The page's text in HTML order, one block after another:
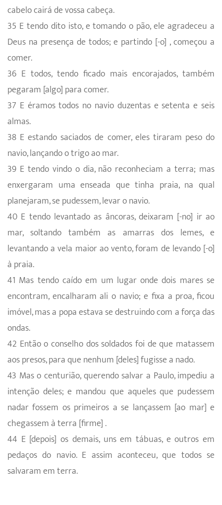
cabelo cairá de vossa cabeça.
35 E tendo dito isto, e tomando o pão, ele agradeceu a
Deus na presença de todos; e partindo [-o] , começou a
comer.
36 E todos, tendo ficado mais encorajados, também
pegaram [algo] para comer.
37 E éramos todos no navio duzentas e setenta e seis
almas.
38 E estando saciados de comer, eles tiraram peso do
navio, lançando o trigo ao mar.
39 E tendo vindo o dia, não reconheciam a terra; mas
enxergaram uma enseada que tinha praia, na qual
planejaram, se pudessem, levar o navio.
40 E tendo levantado as âncoras, deixaram [-no] ir ao
mar, soltando também as amarras dos lemes, e
levantando a vela maior ao vento, foram de levando [-o]
à praia.
41 Mas tendo caído em um lugar onde dois mares se
encontram, encalharam ali o navio; e fixa a proa, ficou
imóvel, mas a popa estava se destruindo com a força das
ondas.
42 Então o conselho dos soldados foi de que matassem
aos presos, para que nenhum [deles] fugisse a nado.
43 Mas o centurião, querendo salvar a Paulo, impediu a
intenção deles; e mandou que aqueles que pudessem
nadar fossem os primeiros a se lançassem [ao mar] e
chegassem à terra [firme] .
44 E [depois] os demais, uns em tábuas, e outros em
pedaços do navio. E assim aconteceu, que todos se
salvaram em terra.